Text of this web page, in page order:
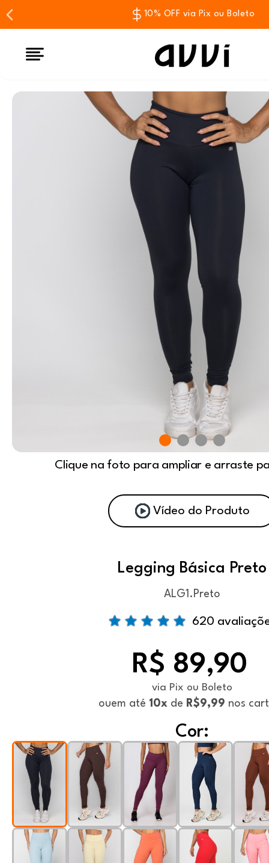
10% OFF via Pix ou Boleto
Clique na foto para ampliar e arraste
Vídeo do Produto
Legging Básica Preto
ALG1.Preto
620
R$ 89,90
via Pix ou Boleto
ouem até 10xde R$9,99 nos
Cor: